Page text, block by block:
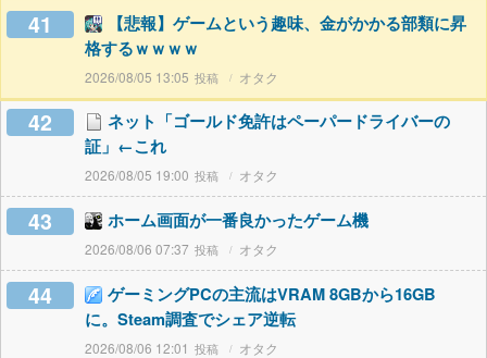
41
【悲報】ゲームという趣味、金がかかる部類に昇
格するｗｗｗｗ
2026/08/05 13:05 オタク
42
ネット「ゴールド免許はペーパードライバーの
証」←これ
2026/08/05 19:00 オタク
43 ホーム画面が一番良かったゲーム機
2026/08/06 07:37 オタク
44
ゲーミングPCの主流はVRAM 8GBから16GB
に。Steam調査でシェア逆転
2026/08/06 12:01 オタク